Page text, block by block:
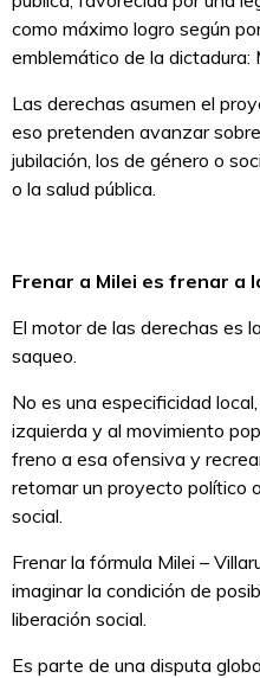
como máximo logro según
emblemático de la dictadura:
Las derechas asumen el
eso pretenden avanzar
jubilación, los de género o
o la salud pública.
Frenar a Milei es frenar a
El motor de las derechas es
saqueo.
No es una especificidad
izquierda y al movimiento
freno a esa ofensiva y
retomar un proyecto político
social.
Frenar la fórmula Milei –
imaginar la condición de
liberación social.
Es parte de una disputa